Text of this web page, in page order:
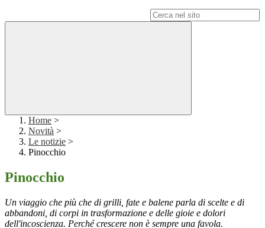
Home >
Novità >
Le notizie >
Pinocchio
Pinocchio
Un viaggio che più che di grilli, fate e balene parla di scelte e di
abbandoni, di corpi in trasformazione e delle gioie e dolori
dell'incoscienza. Perché crescere non è sempre una favola.